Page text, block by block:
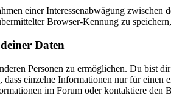
einer Interessenabwägung
Browser-Kennung zu
Daten
Personen zu ermöglichen. Du bist
einzelne Informationen nur für
im Forum oder kontaktiere